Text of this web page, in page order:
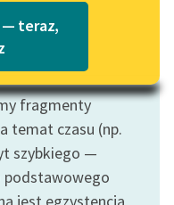
Katalog w formacie PDF
— teraz,
fragmenty
temat czasu (np.
szybkiego —
podstawowego